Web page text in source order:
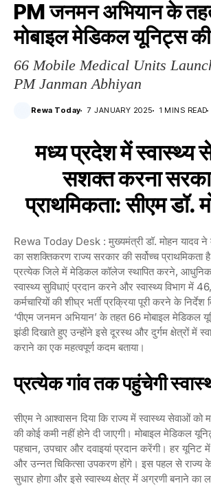
PM जनमन अभियान के
मोबाइल मेडिकल यूनिट्स
66 Mobile Medical Units
PM Janman Abhiyan
Rewa Today 7 JANUARY 2025 1 MINS READ
मध्य प्रदेश में स्वास्थ्य
सशक्त करना
प्राथमिकता: सीएम डॉ.
Rewa Today Desk : मुख्यमंत्री डॉ. मोहन यादव ने
का सशक्तिकरण राज्य सरकार की सर्वोच्च
प्रत्येक जिले में मेडिकल कॉलेज स्थापित करने,
स्वास्थ्य सुविधाएं प्रदान करने और स्वास्थ्य विभाग में
कर्मचारियों की शीघ्र भर्ती प्रक्रिया पूरी करने के
‘पीएम जनमन अभियान’ के तहत 66 मोबाइल मेडिकल
झंडी दिखाते हुए उन्होंने इसे दूरस्थ और दुर्गम क्षेत्रों में
कराने का एक महत्वपूर्ण कदम बताया।
प्रत्येक गांव तक पहुंचेगी
सीएम ने आश्वासन दिया कि राज्य में स्वास्थ्य सेवाओं
की कोई कमी नहीं होने दी जाएगी। मोबाइल मेडिकल
पहचान, उपचार और दवाइयां प्रदान करेंगी। हर यूनिट में
और उन्नत चिकित्सा उपकरण होंगे। इस पहल से राज्य के
सुधार होगा और इसे स्वास्थ्य क्षेत्र में अग्रणी बनाने का